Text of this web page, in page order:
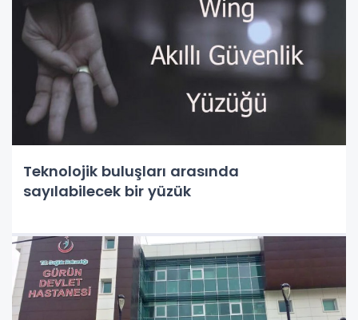
Teknolojik buluşları arasında
sayılabilecek bir yüzük